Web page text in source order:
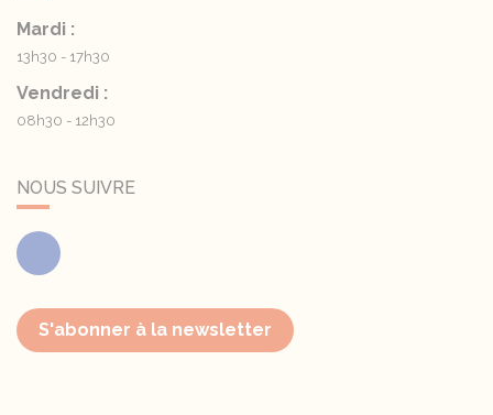
Mardi :
13h30 - 17h30
Vendredi :
08h30 - 12h30
NOUS SUIVRE
Facebook
S'abonner à la newsletter